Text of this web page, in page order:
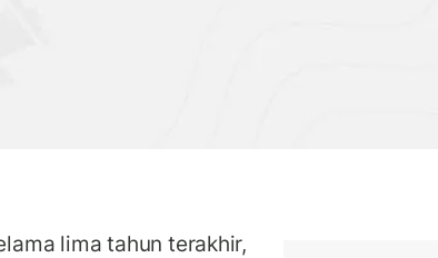
lima tahun terakhir,